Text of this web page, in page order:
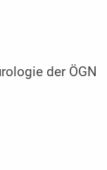
der ÖGN